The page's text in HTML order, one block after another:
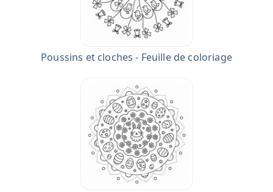
Poussins et cloches - Feuille de coloriage